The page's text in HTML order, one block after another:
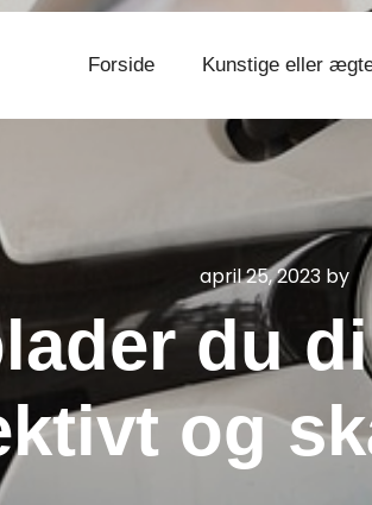
Forside Kunstige eller
april 25, 2023 by
du
og
CVR 374 077 39